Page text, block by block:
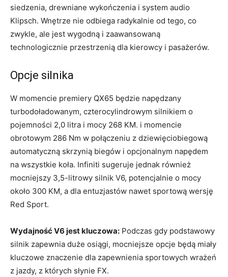
siedzenia, drewniane wykończenia i system audio
Klipsch. Wnętrze nie odbiega radykalnie od tego, co
zwykle, ale jest wygodną i zaawansowaną
technologicznie przestrzenią dla kierowcy i pasażerów.
Opcje silnika
W momencie premiery QX65 będzie napędzany
turbodoładowanym, czterocylindrowym silnikiem o
pojemności 2,0 litra i mocy 268 KM. i momencie
obrotowym 286 Nm w połączeniu z dziewięciobiegową
automatyczną skrzynią biegów i opcjonalnym napędem
na wszystkie koła. Infiniti sugeruje jednak również
mocniejszy 3,5-litrowy silnik V6, potencjalnie o mocy
około 300 KM, a dla entuzjastów nawet sportową wersję
Red Sport.
Wydajność V6 jest kluczowa: Podczas gdy podstawowy
silnik zapewnia duże osiągi, mocniejsze opcje będą miały
kluczowe znaczenie dla zapewnienia sportowych wrażeń
z jazdy, z których słynie FX.